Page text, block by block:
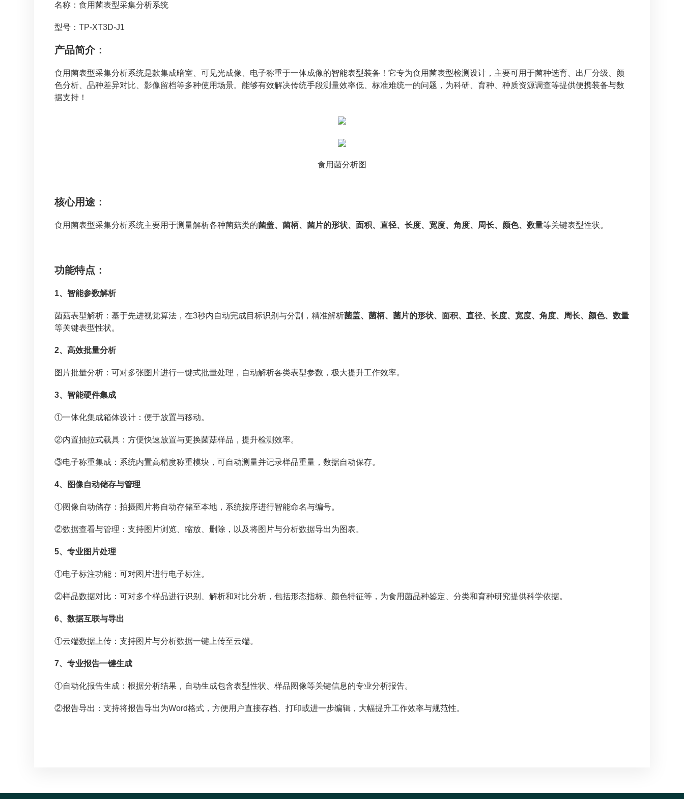
名称：食用菌表型采集分析系统
型号：TP-XT3D-J1
产品简介：
食用菌表型采集分析系统是款集成暗室、可见光成像、电子称重于一体成像的智能表型装备！它专为食用菌表型检测设计，主要可用于菌种选育、出厂分级、颜
色分析、品种差异对比、影像留档等多种使用场景。能够有效解决传统手段测量效率低、标准难统一的问题，为科研、育种、种质资源调查等提供便携装备与数
据支持！
食用菌分析图
核心用途：
食用菌表型采集分析系统主要用于测量解析各种菌菇类的菌盖、菌柄、菌片的形状、面积、直径、长度、宽度、角度、周长、颜色、数量等关键表型性状。
功能特点：
1、智能参数解析
菌菇表型解析：基于先进视觉算法，在3秒内自动完成目标识别与分割，精准解析菌盖、菌柄、菌片的形状、面积、直径、长度、宽度、角度、周长、颜色、数量
等关键表型性状。
2、高效批量分析
图片批量分析：可对多张图片进行一键式批量处理，自动解析各类表型参数，极大提升工作效率。
3、智能硬件集成
①一体化集成箱体设计：便于放置与移动。
②内置抽拉式载具：方便快速放置与更换菌菇样品，提升检测效率。
③电子称重集成：系统内置高精度称重模块，可自动测量并记录样品重量，数据自动保存。
4、图像自动储存与管理
①图像自动储存：拍摄图片将自动存储至本地，系统按序进行智能命名与编号。
②数据查看与管理：支持图片浏览、缩放、删除，以及将图片与分析数据导出为图表。
5、专业图片处理
①电子标注功能：可对图片进行电子标注。
②样品数据对比：可对多个样品进行识别、解析和对比分析，包括形态指标、颜色特征等，为食用菌品种鉴定、分类和育种研究提供科学依据。
6、数据互联与导出
①云端数据上传：支持图片与分析数据一键上传至云端。
7、专业报告一键生成
①自动化报告生成：根据分析结果，自动生成包含表型性状、样品图像等关键信息的专业分析报告。
②报告导出：支持将报告导出为Word格式，方便用户直接存档、打印或进一步编辑，大幅提升工作效率与规范性。